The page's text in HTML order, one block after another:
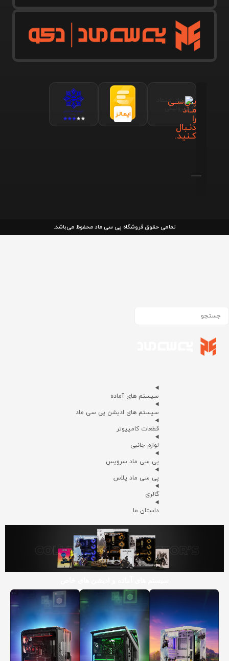
پـی‌سـی
مـاد
را
دنـبال
کـنید.
تمامی حقوق فروشگاه پی سی ماد محفوظ می‌باشد.
سیستم های آماده
سیستم های ادیشن پی سی ماد
قطعات کامپیوتر
لوازم جانبی
پی سی ماد سرویس
پی سی ماد پلاس
گالری
داستان ما